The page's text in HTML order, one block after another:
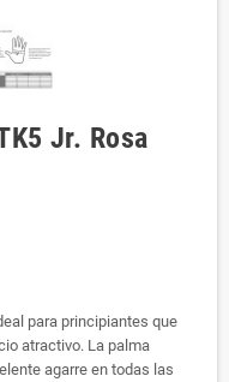
Jr. Rosa
para principiantes que
atractivo. La palma
agarre en todas las